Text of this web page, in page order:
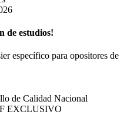
estudios!
específico para opositores de
de Calidad Nacional